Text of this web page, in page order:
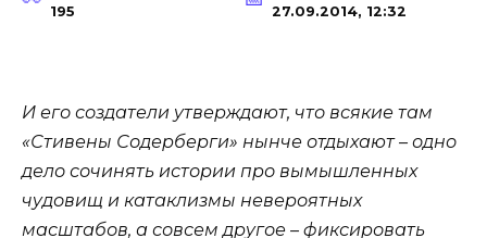
195 27.09.2014, 12:32
И его создатели утверждают, что всякие там
«Стивены Содерберги» нынче отдыхают – одно
дело сочинять истории про вымышленных
чудовищ и катаклизмы невероятных
масштабов, а совсем другое – фиксировать